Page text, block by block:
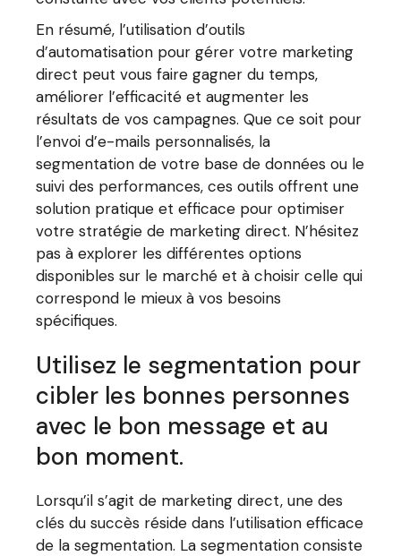
En résumé, l’utilisation d’outils
d’automatisation pour gérer votre marketing
direct peut vous faire gagner du temps,
améliorer l’efficacité et augmenter les
résultats de vos campagnes. Que ce soit pour
l’envoi d’e-mails personnalisés, la
segmentation de votre base de données ou le
suivi des performances, ces outils offrent une
solution pratique et efficace pour optimiser
votre stratégie de marketing direct. N’hésitez
pas à explorer les différentes options
disponibles sur le marché et à choisir celle qui
correspond le mieux à vos besoins
spécifiques.
Utilisez le segmentation pour
cibler les bonnes personnes
avec le bon message et au
bon moment.
Lorsqu’il s’agit de marketing direct, une des
clés du succès réside dans l’utilisation efficace
de la segmentation. La segmentation consiste